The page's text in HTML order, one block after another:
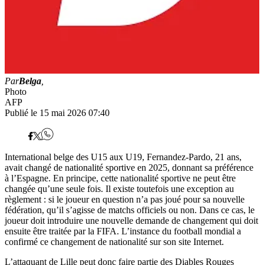
ParBelga
Photo
AFP
Publié le 15 mai 2026 07:40
International belge des U15 aux U19, Fernandez-Pardo, 21 ans,
avait changé de nationalité sportive en 2025, donnant sa préférence
à l’Espagne. En principe, cette nationalité sportive ne peut être
changée qu’une seule fois. Il existe toutefois une exception au
règlement : si le joueur en question n’a pas joué pour sa nouvelle
fédération, qu’il s’agisse de matchs officiels ou non. Dans ce cas, le
joueur doit introduire une nouvelle demande de changement qui doit
ensuite être traitée par la FIFA. L’instance du football mondial a
confirmé ce changement de nationalité sur son site Internet.
L’attaquant de Lille peut donc faire partie des Diables Rouges